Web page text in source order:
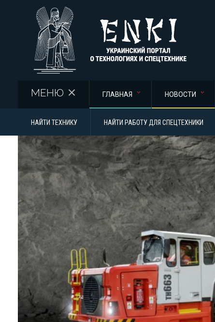
МЕНЮ ГЛАВНАЯ НОВОСТИ
НАЙТИ ТЕХНИКУ НАЙТИ РАБОТУ ДЛЯ СПЕЦТЕХНИКИ